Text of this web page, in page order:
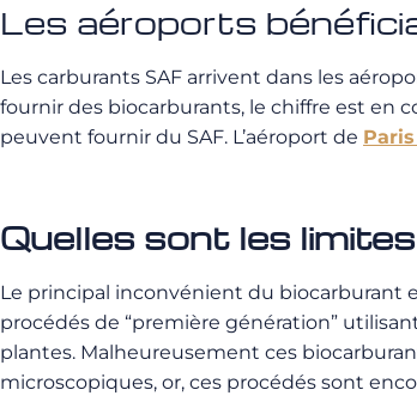
Les aéroports
Les carburants SAF arrivent dans les
fournir des biocarburants, le chiffre est en
peuvent fournir du SAF. L’aéroport de
Quelles sont les
Le principal inconvénient du biocarburant
procédés de “première génération”
plantes. Malheureusement ces
microscopiques, or, ces procédés sont